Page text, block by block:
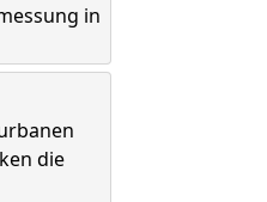
in
die